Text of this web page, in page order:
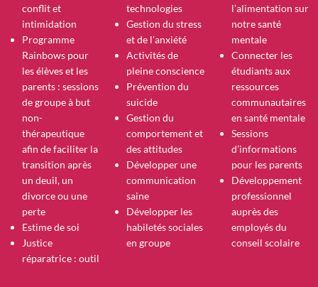
conflit et
intimidation
Programme
Rainbows pour
les élèves et les
parents : sessions
de groupe à but
non-
thérapeutique
afin de faciliter la
transition après
un deuil, un
divorce ou une
perte
Estime de soi
Justice
réparatrice : outil
technologies
Gestion du stress
et de l’anxiété
Activités de
pleine conscience
Prévention du
suicide
Gestion du
comportement et
des attitudes
Développer une
communication
saine
Développer les
habiletés sociales
en groupe
l’alimentation sur
notre santé
mentale
Connecter les
étudiants aux
ressources
communautaires
en santé mentale
Sessions
d’informations
pour les parents
Développement
professionnel
auprès des
employés du
conseil scolaire